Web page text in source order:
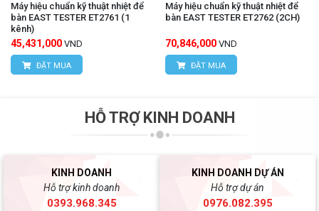
Máy hiệu chuẩn kỹ thuật nhiệt để
bàn EAST TESTER ET2761 (1
kênh)
45,431,000 VND
ĐẶT MUA
Máy hiệu chuẩn kỹ thuật nhiệt để
bàn EAST TESTER ET2762 (2CH)
70,846,000 VND
ĐẶT MUA
HỖ TRỢ KINH DOANH
KINH DOANH
Hỗ trợ kinh doanh
0393.968.345
KINH DOANH DỰ ÁN
Hỗ trợ dự án
0976.082.395